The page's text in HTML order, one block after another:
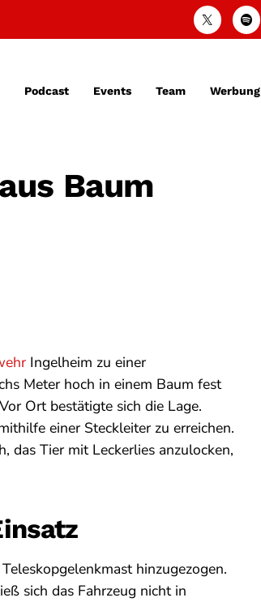
Podcast Events Team Werbung
Baum
Ingelheim zu einer
Meter hoch in einem Baum fest
Ort bestätigte sich die Lage.
einer Steckleiter zu erreichen.
das Tier mit Leckerlies anzulocken,
hinzugezogen.
sich das Fahrzeug nicht in